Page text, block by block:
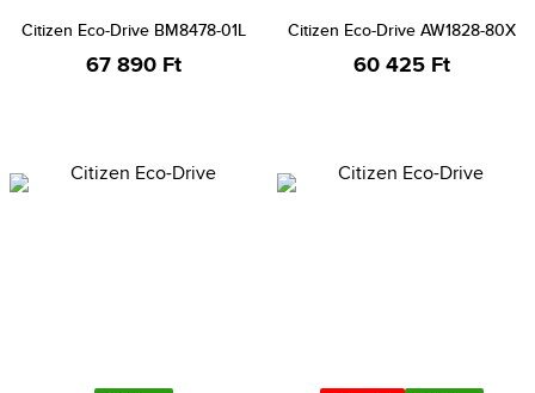
Citizen Eco-Drive BM8478-01L
67 890 Ft
Citizen Eco-Drive AW1828-80X
60 425 Ft